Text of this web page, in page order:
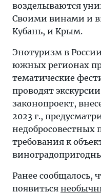
возделываются
Своими винами и
Кубань, и Крым.
Энотуризм в
южных регионах
тематические
проводят
законопроект,
2023 г.,
недобросовестных
требования к
Ранее сообщалось,
появиться